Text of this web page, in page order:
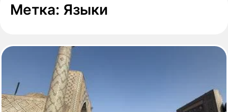
Метка: Языки